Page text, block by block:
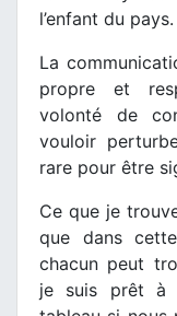
l’enfant du pays.
La
propre et
volonté de
vouloir
rare pour être
Ce que je
que dans
chacun peut
je suis prêt à